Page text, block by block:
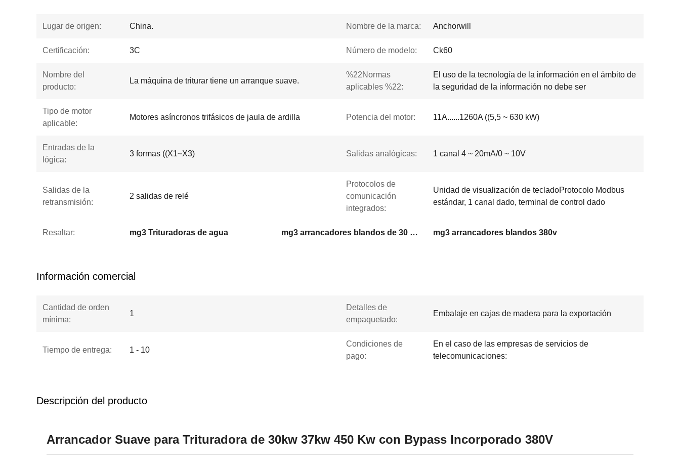
Lugar de origen: China. Nombre de la marca: Anchorwill
Certificación: 3C Número de modelo: Ck60
Nombre del
producto:
La máquina de triturar tiene un arranque suave.
%22Normas
aplicables %22:
El uso de la tecnología de la información en el ámbito de
la seguridad de la información no debe ser
Tipo de motor
aplicable:
Motores asíncronos trifásicos de jaula de ardilla Potencia del motor: 11A......1260A ((5,5 ~ 630 kW)
Entradas de la
lógica:
3 formas ((X1~X3) Salidas analógicas: 1 canal 4 ~ 20mA/0 ~ 10V
Salidas de la
retransmisión:
2 salidas de relé
Protocolos de
comunicación
integrados:
Unidad de visualización de tecladoProtocolo Modbus
estándar, 1 canal dado, terminal de control dado
Resaltar: mg3 Trituradoras de agua mg3 arrancadores blandos de 30 kW mg3 arrancadores blandos 380v
Información comercial
Cantidad de orden
mínima:
1
Detalles de
empaquetado:
Embalaje en cajas de madera para la exportación
Tiempo de entrega: 1 - 10
Condiciones de
pago:
En el caso de las empresas de servicios de
telecomunicaciones:
Descripción del producto
Arrancador Suave para Trituradora de 30kw 37kw 450 Kw con Bypass Incorporado 380V